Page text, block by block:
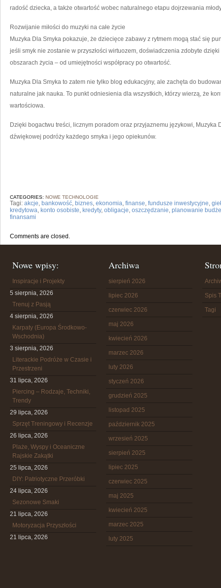
radość dziecka, a także otwartość wobec naturalnego etapu dojrzewania
Rozwijanie miłości do muzyki na całe życie
Muzyka Dla Smyka pokazuje, że dziecięce zabawy z rytmem mogą stać się
jeśli smyk nie zostanie w przyszłości wirtuozem, doświadczenia zdobyte
obszarach życia – od umiejętności współpracy po otwartość.
Muzyka Dla Smyka to zatem nie tylko blog edukacyjny, ale zachęta do
naturalne jak nauka. To punkt odniesienia dla wszystkich, którzy wierzą, że
wartościowa.
Dzięki bogactwu treści, licznym poradom oraz przyjaznemu językowi, Muzyka
dźwiękowej podróży każdego smyka i jego opiekunów.
CATEGORIES: NOWE TECHNOLOGIE
Tagi: akcje, bankowość, biznes, ekonomia, finanse, fundusze inwestycyjne,
kredytowa, konto osobiste, kredyty, obligacje, oszczędzanie, planowanie
finansami
Comments are closed.
Nowe wpisy:
Inspiracje i Projekty
5 sierpnia, 2026
Trenuj z Pasją
4 sierpnia, 2026
Karpaty (Europa Środkowo-
Wschodnia)
3 sierpnia, 2026
Literackie Podróże w Czasie i
Przestrzeni
31 lipca, 2026
Piercing – Rodzaje, Techniki,
Trendy
29 lipca, 2026
Sprzęt Treningowy i Recenzje
26 lipca, 2026
Plaże, Wyspy i Oceaniczne
Rajskie Zakątki
25 lipca, 2026
DIY: Patriotyczne Przeróbki
24 lipca, 2026
Sezonowe Smaki
21 lipca, 2026
Motoryzacja Przyszłości
21 lipca, 2026
Archiwa
sierpień 2026
lipiec 2026
czerwiec 2026
maj 2026
kwiecień 2026
marzec 2026
luty 2026
styczeń 2026
grudzień 2025
listopad 2025
październik 2025
wrzesień 2025
sierpień 2025
lipiec 2025
czerwiec 2025
maj 2025
kwiecień 2025
marzec 2025
luty 2025
Spis
Tagi